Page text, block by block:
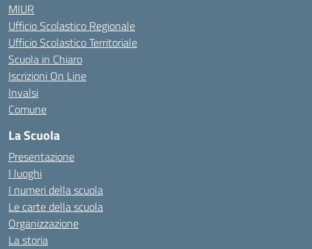
MIUR
Ufficio Scolastico Regionale
Ufficio Scolastico Territoriale
Scuola in Chiaro
Iscrizioni On Line
Invalsi
Comune
La Scuola
Presentazione
I luoghi
I numeri della scuola
Le carte della scuola
Organizzazione
La storia